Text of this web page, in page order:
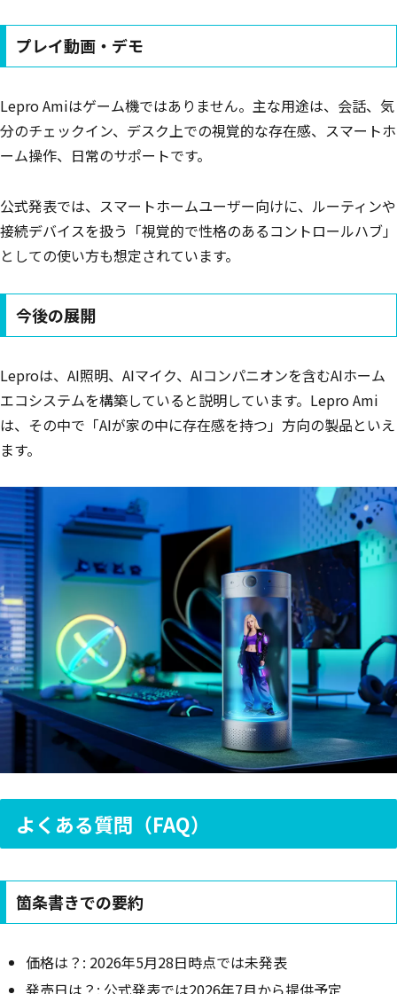
プレイ動画・デモ
Lepro Amiはゲーム機ではありません。主な用途は、会話、気
分のチェックイン、デスク上での視覚的な存在感、スマートホ
ーム操作、日常のサポートです。
公式発表では、スマートホームユーザー向けに、ルーティンや
接続デバイスを扱う「視覚的で性格のあるコントロールハブ」
としての使い方も想定されています。
今後の展開
Leproは、AI照明、AIマイク、AIコンパニオンを含むAIホーム
エコシステムを構築していると説明しています。Lepro Ami
は、その中で「AIが家の中に存在感を持つ」方向の製品といえ
ます。
よくある質問（FAQ）
箇条書きでの要約
価格は？: 2026年5月28日時点では未発表
発売日は？: 公式発表では2026年7月から提供予定